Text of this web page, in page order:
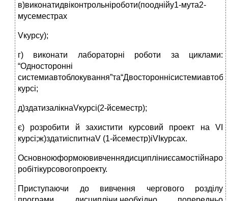
в)виконатидвіконтрольніроботи(пооднійу1-мута2-
мусеместрах
Vкурсу);
г) виконати лабораторні роботи за циклами:
“Односторонні
курсі;
д)здатизалікнаVкурсі(2-йсеместр);
є) розробити й захистити курсовий проект на VI
курсі;ж)здатиіспитнаV (1-йсеместр)іVIкурсах.
робітікурсовогопроекту.
Приступаючи до вивчення чергового розділу